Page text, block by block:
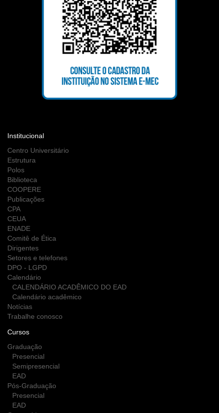
Institucional
Centro Universitário
Estrutura
Polos
Biblioteca
COOPERE
Publicações
CPA
CEUA
ENADE
Comitê de Ética
Dirigentes
Setores e telefones
DPO - LGPD
Calendário
CALENDÁRIO ACADÊMICO DO EAD
Calendário acadêmico
Notícias
Trabalhe conosco
Cursos
Graduação
Presencial
Semipresencial
EAD
Pós-Graduação
Presencial
EAD